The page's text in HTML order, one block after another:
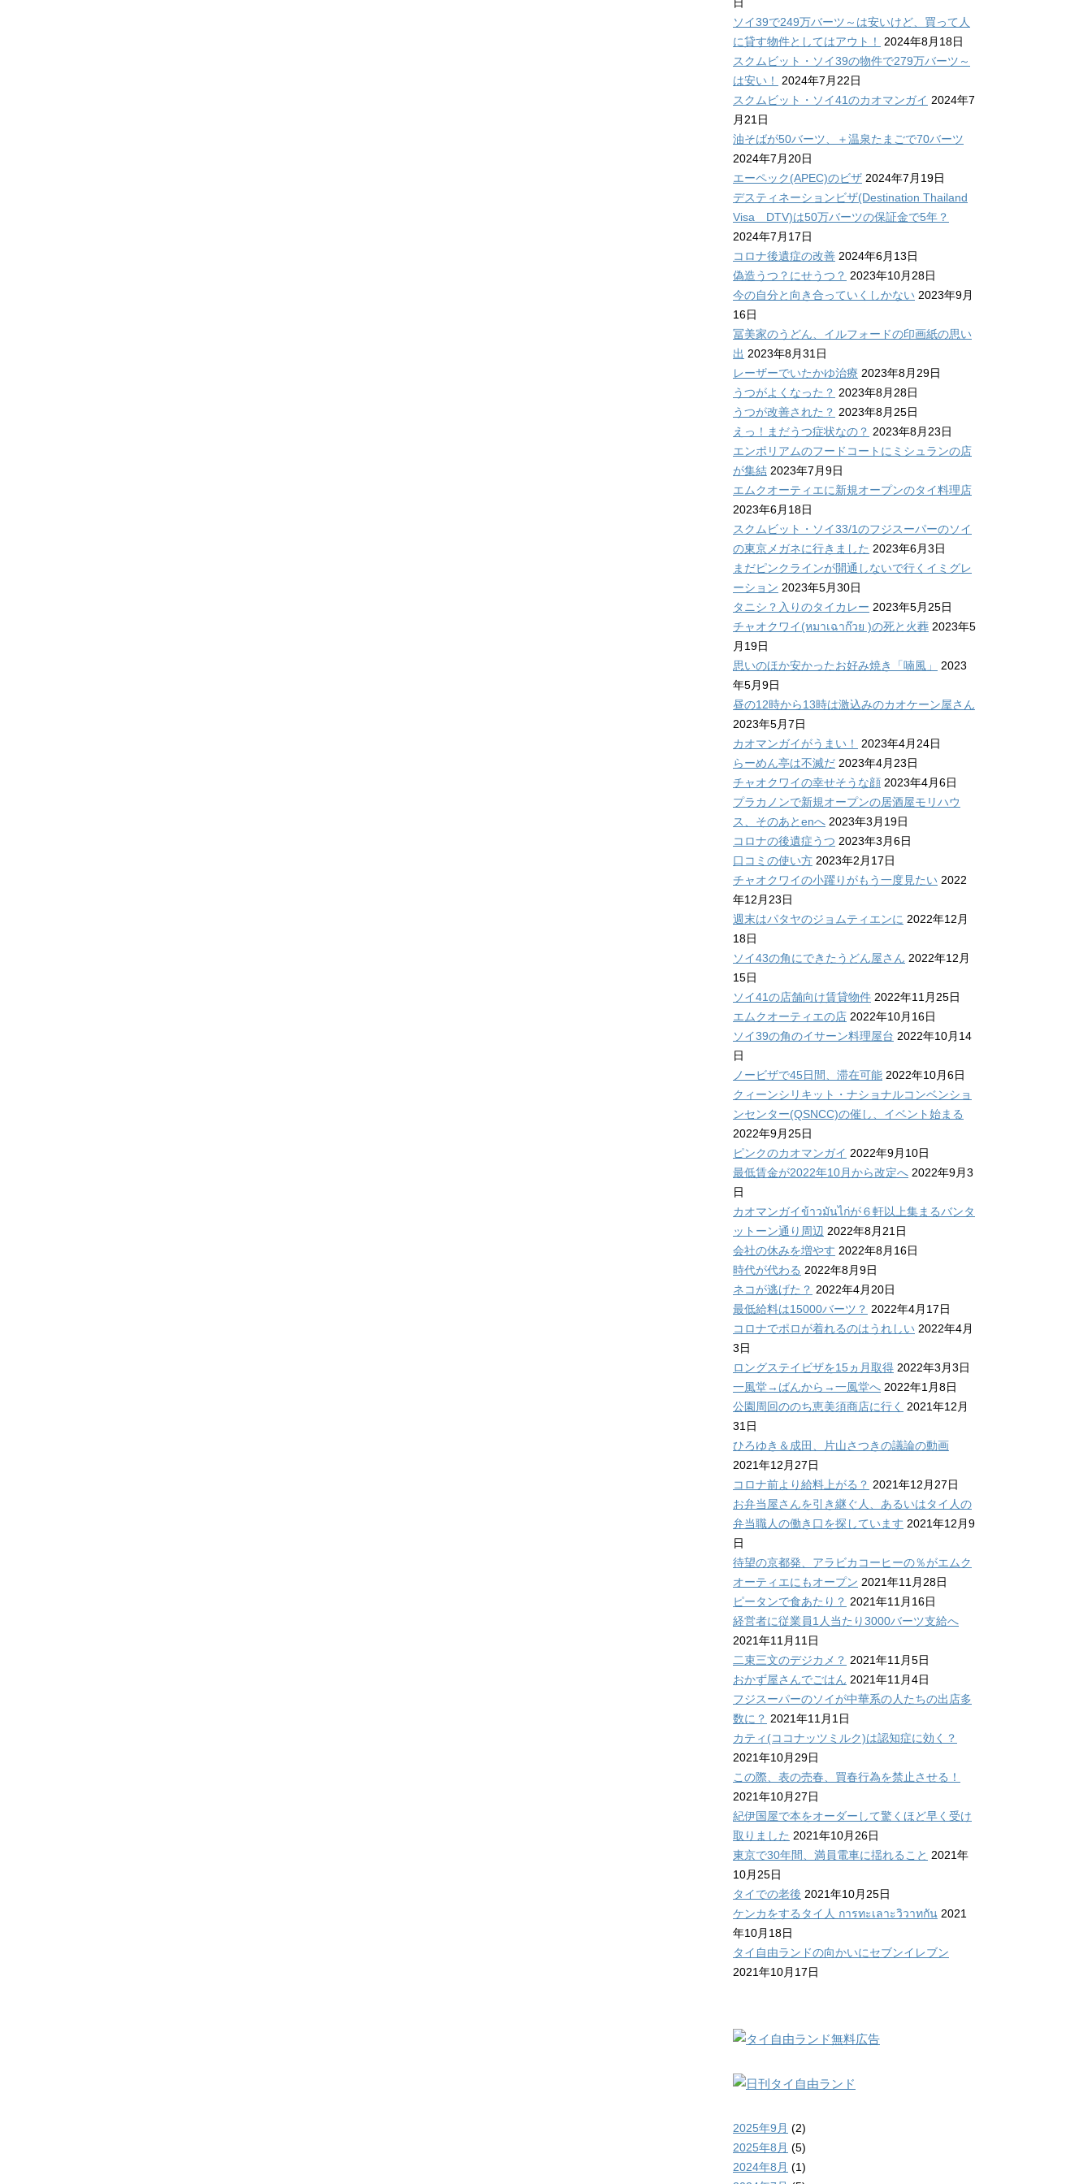
ソイ39で249万バーツ～は安いけど、買って人
に貸す物件としてはアウト！
2024年8月18日
スクムビット・ソイ39の物件で279万バーツ～
は安い！
2024年7月22日
スクムビット・ソイ41のカオマンガイ 2024年7
月21日
油そばが50バーツ、＋温泉たまごで70バーツ
2024年7月20日
エーペック(APEC)のビザ 2024年7月19日
デスティネーションビザ(Destination Thailand
Visa DTV)は50万バーツの保証金で5年？
2024年7月17日
コロナ後遺症の改善 2024年6月13日
偽造うつ？にせうつ？ 2023年10月28日
今の自分と向き合っていくしかない 2023年9月
16日
冨美家のうどん、イルフォードの印画紙の思い
出 2023年8月31日
レーザーでいたかゆ治療 2023年8月29日
うつがよくなった？ 2023年8月28日
うつが改善された？ 2023年8月25日
えっ！まだうつ症状なの？ 2023年8月23日
エンポリアムのフードコートにミシュランの店
が集結 2023年7月9日
エムクオーティエに新規オープンのタイ料理店
2023年6月18日
スクムビット・ソイ33/1のフジスーパーのソイ
の東京メガネに行きました 2023年6月3日
まだピンクラインが開通しないで行くイミグレ
ーション 2023年5月30日
タニシ？入りのタイカレー 2023年5月25日
チャオクワイ(หมาเฉาก๊วย )の死と火葬 2023年5
月19日
思いのほか安かったお好み焼き「喃風」
2023
年5月9日
昼の12時から13時は激込みのカオケーン屋さん
2023年5月7日
カオマンガイがうまい！
2023年4月24日
らーめん亭は不滅だ 2023年4月23日
チャオクワイの幸せそうな顔 2023年4月6日
プラカノンで新規オープンの居酒屋モリハウ
ス、そのあとenへ 2023年3月19日
コロナの後遺症うつ 2023年3月6日
口コミの使い方 2023年2月17日
チャオクワイの小躍りがもう一度見たい 2022
年12月23日
週末はパタヤのジョムティエンに 2022年12月
18日
ソイ43の角にできたうどん屋さん 2022年12月
15日
ソイ41の店舗向け賃貸物件 2022年11月25日
エムクオーティエの店 2022年10月16日
ソイ39の角のイサーン料理屋台 2022年10月14
日
ノービザで45日間、滞在可能 2022年10月6日
クィーンシリキット・ナショナルコンベンショ
ンセンター(QSNCC)の催し、イベント始まる
2022年9月25日
ピンクのカオマンガイ 2022年9月10日
最低賃金が2022年10月から改定へ 2022年9月3
日
カオマンガイข้าวมันไก่が６軒以上集まるバンタ
ットーン通り周辺 2022年8月21日
会社の休みを増やす 2022年8月16日
時代が代わる 2022年8月9日
ネコが逃げた？ 2022年4月20日
最低給料は15000バーツ？ 2022年4月17日
コロナでポロが着れるのはうれしい 2022年4月
3日
ロングステイビザを15ヵ月取得 2022年3月3日
一風堂→ばんから→一風堂へ 2022年1月8日
公園周回ののち恵美須商店に行く
2021年12月
31日
ひろゆき＆成田、片山さつきの議論の動画
2021年12月27日
コロナ前より給料上がる？ 2021年12月27日
お弁当屋さんを引き継ぐ人、あるいはタイ人の
弁当職人の働き口を探しています 2021年12月9
日
待望の京都発、アラビカコーヒーの％がエムク
オーティエにもオープン 2021年11月28日
ピータンで食あたり？ 2021年11月16日
経営者に従業員1人当たり3000バーツ支給へ
2021年11月11日
二束三文のデジカメ？ 2021年11月5日
おかず屋さんでごはん 2021年11月4日
フジスーパーのソイが中華系の人たちの出店多
数に？ 2021年11月1日
カティ(ココナッツミルク)は認知症に効く？
2021年10月29日
この際、表の売春、買春行為を禁止させる！
2021年10月27日
紀伊国屋で本をオーダーして驚くほど早く受け
取りました 2021年10月26日
東京で30年間、満員電車に揺れること 2021年
10月25日
タイでの老後 2021年10月25日
ケンカをするタイ人 การทะเลาะวิวาทกัน 2021
年10月18日
タイ自由ランドの向かいにセブンイレブン
2021年10月17日
2025年9月 (2)
2025年8月 (5)
2024年8月 (1)